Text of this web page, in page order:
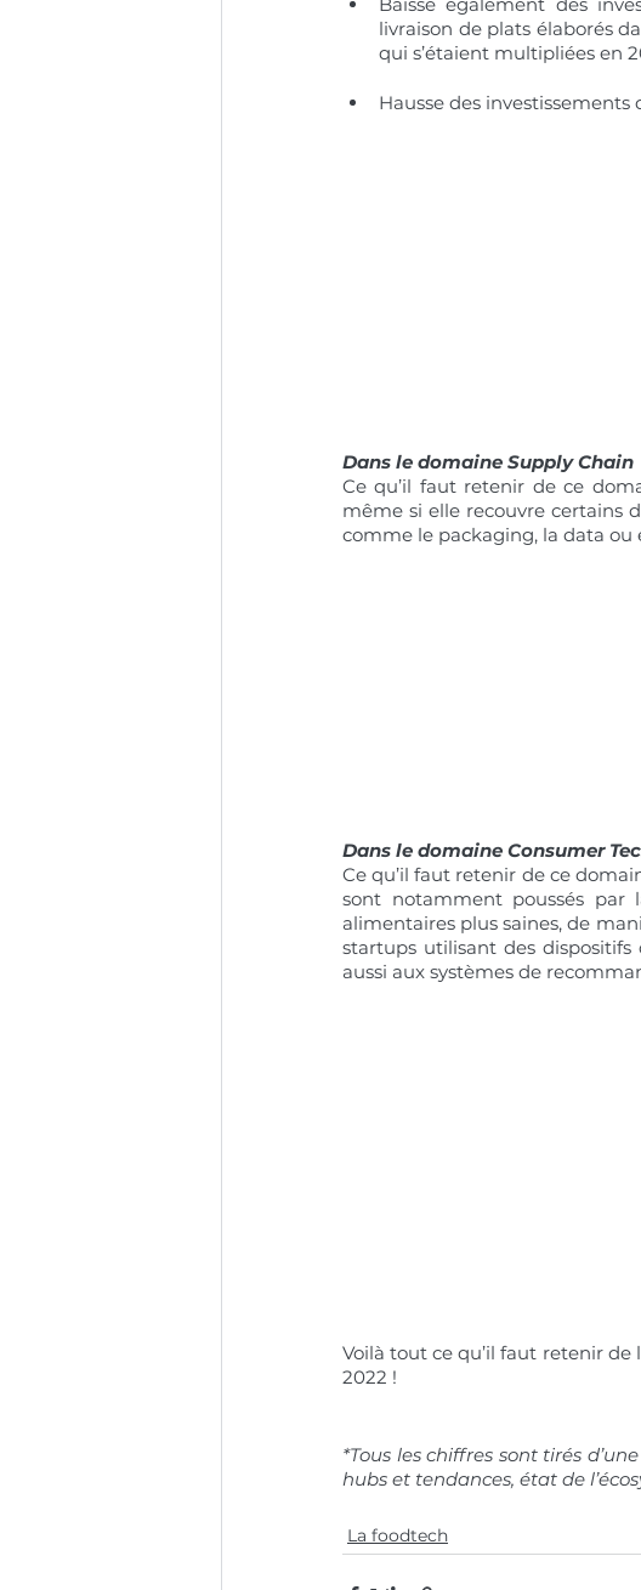
livraison de plats élaborés
qui s’étaient multipliées en
Hausse des
Dans le domaine Supply Chain
Ce qu’il faut retenir de ce
même si elle recouvre certains
comme le packaging, la data ou
Dans le domaine Consumer
Ce qu’il faut retenir de ce
sont notamment poussés par
alimentaires plus saines, de
startups utilisant des
aussi aux systèmes de
Voilà tout ce qu’il faut retenir de
2022 !
*Tous les chiffres sont tirés
hubs et tendances, état de
La foodtech